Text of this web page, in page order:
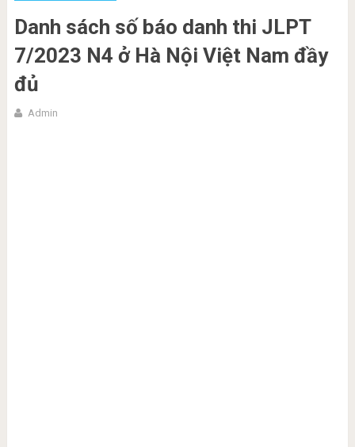
Danh sách số báo danh thi JLPT
7/2023 N4 ở Hà Nội Việt Nam đầy
đủ
Admin